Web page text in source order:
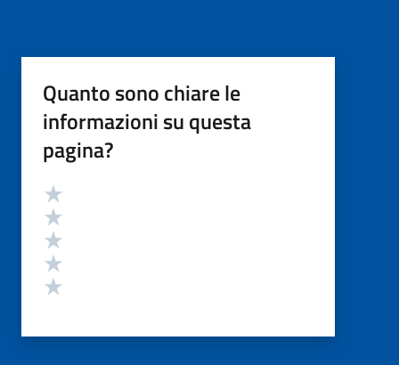
Quanto sono chiare le
informazioni su questa
pagina?
Valutazione